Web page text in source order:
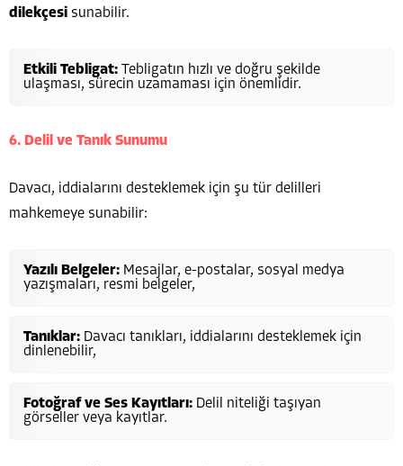
dilekçesi sunabilir.
Etkili Tebligat: Tebligatın hızlı ve doğru şekilde
ulaşması, sürecin uzamaması için önemlidir.
6. Delil ve Tanık Sunumu
Davacı, iddialarını desteklemek için şu tür delilleri
mahkemeye sunabilir:
Yazılı Belgeler: Mesajlar, e-postalar, sosyal medya
yazışmaları, resmi belgeler,
Tanıklar: Davacı tanıkları, iddialarını desteklemek için
dinlenebilir,
Fotoğraf ve Ses Kayıtları: Delil niteliği taşıyan
görseller veya kayıtlar.